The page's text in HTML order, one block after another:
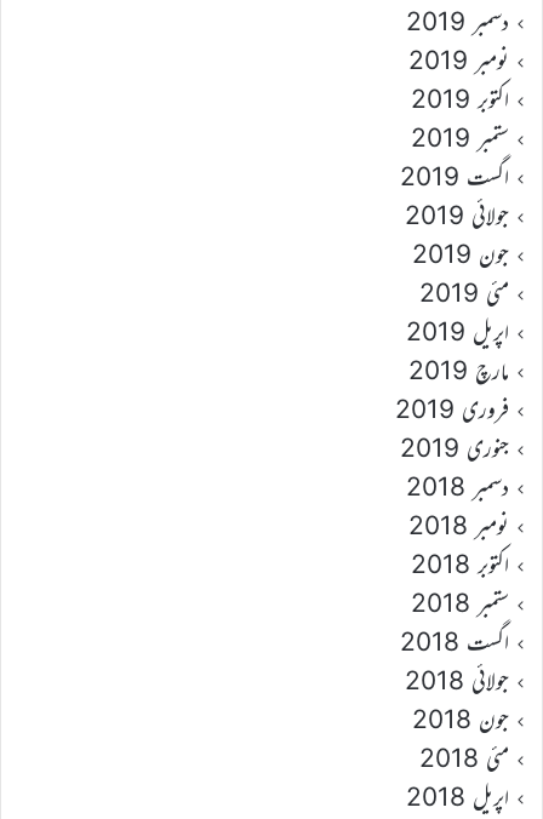
دسمبر 2019
نومبر 2019
اکتوبر 2019
ستمبر 2019
اگست 2019
جولائی 2019
جون 2019
مئی 2019
اپریل 2019
مارچ 2019
فروری 2019
جنوری 2019
دسمبر 2018
نومبر 2018
اکتوبر 2018
ستمبر 2018
اگست 2018
جولائی 2018
جون 2018
مئی 2018
اپریل 2018